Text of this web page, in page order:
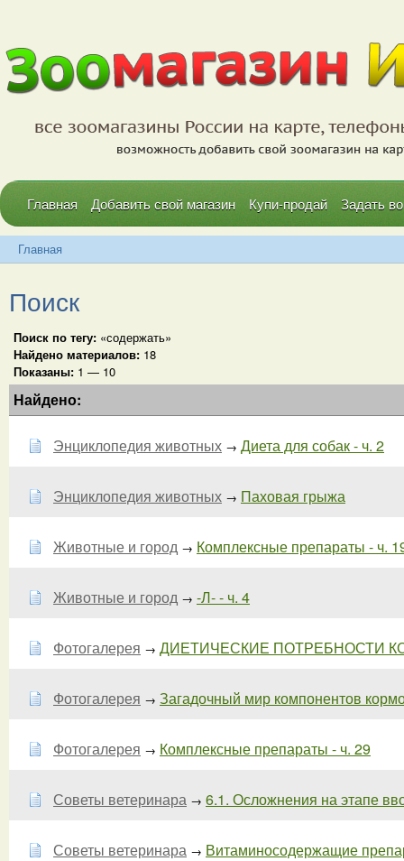
Главная Добавить свой магазин Купи-продай Задать
Главная
Поиск
Поиск по тегу: «содержать»
Найдено материалов: 18
Показаны: 1 — 10
Найдено:
Энциклопедия животных → Диета для собак - ч. 2
Энциклопедия животных → Паховая грыжа
Животные и город → Комплексные препараты - ч.
Животные и город → -Л- - ч. 4
Фотогалерея → ДИЕТИЧЕСКИЕ ПОТРЕБНОСТИ
Фотогалерея → Загадочный мир компонентов
Фотогалерея → Комплексные препараты - ч. 29
Советы ветеринара → 6.1. Осложнения на этапе
Советы ветеринара → Витаминосодержащие